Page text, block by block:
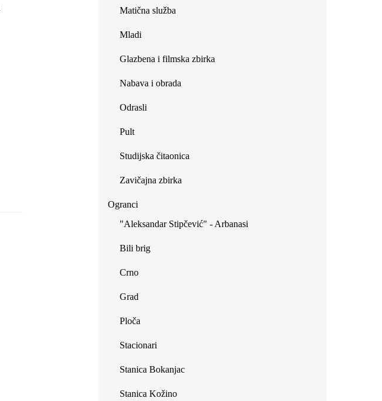
Matična služba
Mladi
Glazbena i filmska zbirka
Nabava i obrada
Odrasli
Pult
Studijska čitaonica
Zavičajna zbirka
Ogranci
"Aleksandar Stipčević" - Arbanasi
Bili brig
Crno
Grad
Ploča
Stacionari
Stanica Bokanjac
Stanica Kožino